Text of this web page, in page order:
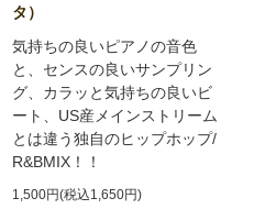
タ）
気持ちの良いピアノの音色
と、センスの良いサンプリン
グ、カラッと気持ちの良いビ
ート、US産メインストリーム
とは違う独自のヒップホップ/
R&BMIX！！
1,500円(税込1,650円)